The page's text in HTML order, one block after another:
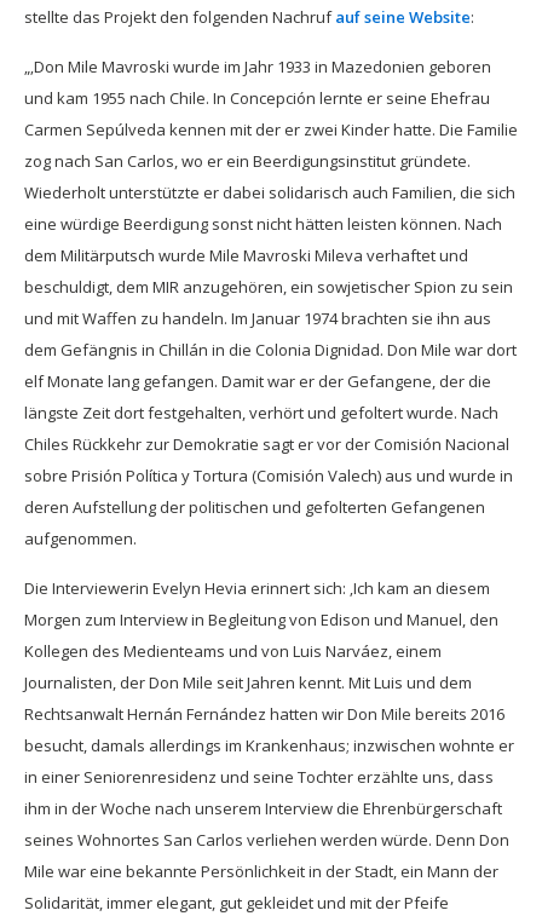
stellte das Projekt den folgenden Nachrufauf seine Website:
„‚Don Mile Mavroski wurde im Jahr 1933 in Mazedonien geboren
und kam 1955 nach Chile. In Concepción lernte er seine Ehefrau
Carmen Sepúlveda kennen mit der er zwei Kinder hatte. Die Familie
zog nach San Carlos, wo er ein Beerdigungsinstitut gründete.
Wiederholt unterstützte er dabei solidarisch auch Familien, die sich
eine würdige Beerdigung sonst nicht hätten leisten können. Nach
dem Militärputsch wurde Mile Mavroski Mileva verhaftet und
beschuldigt, dem MIR anzugehören, ein sowjetischer Spion zu sein
und mit Waffen zu handeln. Im Januar 1974 brachten sie ihn aus
dem Gefängnis in Chillán in die Colonia Dignidad. Don Mile war dort
elf Monate lang gefangen. Damit war er der Gefangene, der die
längste Zeit dort festgehalten, verhört und gefoltert wurde. Nach
Chiles Rückkehr zur Demokratie sagt er vor der Comisión Nacional
sobre Prisión Política y Tortura (Comisión Valech) aus und wurde in
deren Aufstellung der politischen und gefolterten Gefangenen
aufgenommen.
Die Interviewerin Evelyn Hevia erinnert sich: ‚Ich kam an diesem
Morgen zum Interview in Begleitung von Edison und Manuel, den
Kollegen des Medienteams und von Luis Narváez, einem
Journalisten, der Don Mile seit Jahren kennt. Mit Luis und dem
Rechtsanwalt Hernán Fernández hatten wir Don Mile bereits 2016
besucht, damals allerdings im Krankenhaus; inzwischen wohnte er
in einer Seniorenresidenz und seine Tochter erzählte uns, dass
ihm in der Woche nach unserem Interview die Ehrenbürgerschaft
seines Wohnortes San Carlos verliehen werden würde. Denn Don
Mile war eine bekannte Persönlichkeit in der Stadt, ein Mann der
Solidarität, immer elegant, gut gekleidet und mit der Pfeife